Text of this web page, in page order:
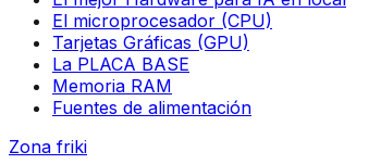
El microprocesador (CPU)
Tarjetas Gráficas (GPU)
La PLACA BASE
Memoria RAM
Fuentes de alimentación
Zona friki